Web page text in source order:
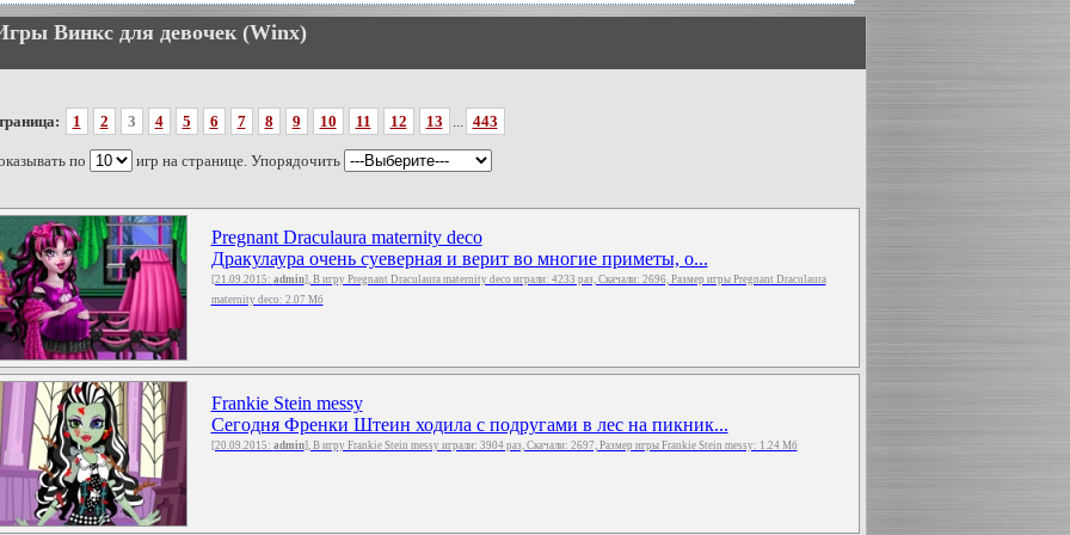
Винкс для девочек (Winx)
1 2 3 4 5 6 7 8 9 10 11 12 13 ... 443
по игр на странице. Упорядочить
Pregnant Draculaura maternity deco
Дракулаура очень суеверная и верит во многие приметы, о...
[21.09.2015: admin], В игру Pregnant Draculaura maternity deco играли: 4233 раз, Скачали: 2696, Размер игры Pregnant Draculaura
maternity deco: 2.07 Мб
Frankie Stein messy
Сегодня Френки Штеин ходила с подругами в лес на пикник...
[20.09.2015: admin], В игру Frankie Stein messy играли: 3904 раз, Скачали: 2697, Размер игры Frankie Stein messy: 1.24 Мб